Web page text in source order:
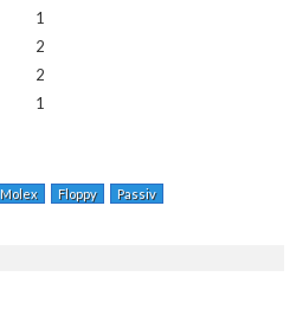
1
2
2
1
Molex Floppy Passiv